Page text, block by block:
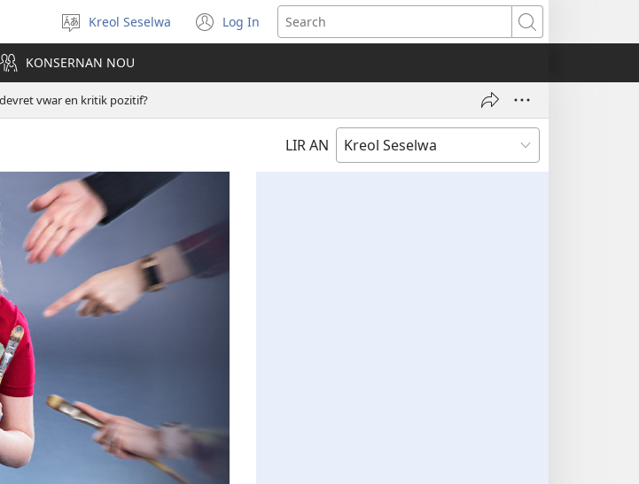
Swazir
en
langaz
Kreol Seselwa Log In
(opens
new
Search
KONSERNAN NOU
vwar en kritik pozitif?
LIR AN